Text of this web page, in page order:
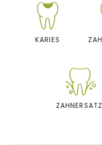
KARIES
ZAHNERSATZ